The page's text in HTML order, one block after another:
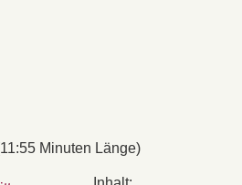
Minuten Länge)